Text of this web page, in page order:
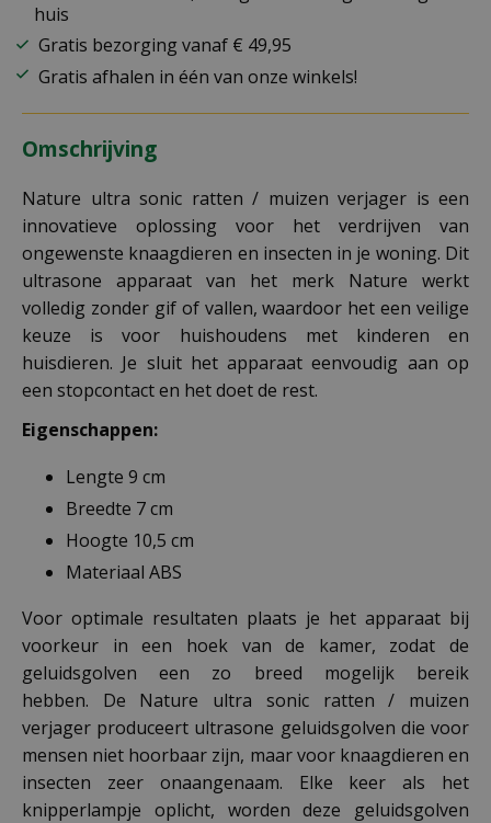
huis
Gratis bezorging vanaf € 49,95
Gratis afhalen in één van onze winkels!
Omschrijving
Nature ultra sonic ratten / muizen verjager is een
innovatieve oplossing voor het verdrijven van
ongewenste knaagdieren en insecten in je woning. Dit
ultrasone apparaat van het merk Nature werkt
volledig zonder gif of vallen, waardoor het een veilige
keuze is voor huishoudens met kinderen en
huisdieren. Je sluit het apparaat eenvoudig aan op
een stopcontact en het doet de rest.
Eigenschappen:
Lengte 9 cm
Breedte 7 cm
Hoogte 10,5 cm
Materiaal ABS
Voor optimale resultaten plaats je het apparaat bij
voorkeur in een hoek van de kamer, zodat de
geluidsgolven een zo breed mogelijk bereik
hebben. De Nature ultra sonic ratten / muizen
verjager produceert ultrasone geluidsgolven die voor
mensen niet hoorbaar zijn, maar voor knaagdieren en
insecten zeer onaangenaam. Elke keer als het
knipperlampje oplicht, worden deze geluidsgolven